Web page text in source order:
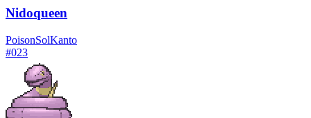
Nidoqueen
PoisonSolKanto
#023